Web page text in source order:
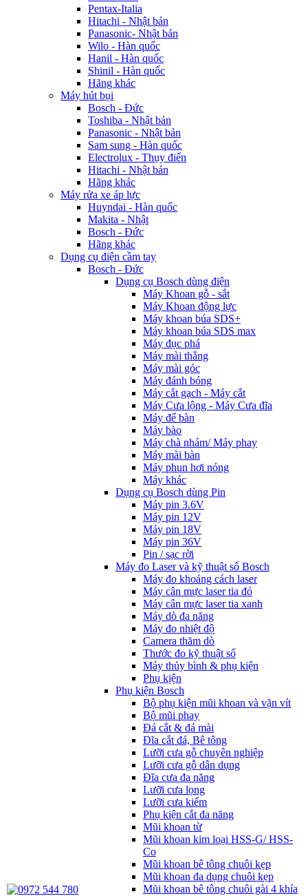
Pentax-Italia
Hitachi - Nhật bản
Panasonic- Nhật bản
Wilo - Hàn quốc
Hanil - Hàn quốc
Shinil - Hàn quốc
Hãng khác
Máy hút bụi
Bosch - Đức
Toshiba - Nhật bản
Panasonic - Nhật bản
Sam sung - Hàn quốc
Electrolux - Thụy điển
Hitachi - Nhật bản
Hãng khác
Máy rửa xe áp lực
Huyndai - Hàn quốc
Makita - Nhật
Bosch - Đức
Hãng khác
Dụng cụ điện cầm tay
Bosch - Đức
Dụng cụ Bosch dùng điện
Máy Khoan gỗ - sắt
Máy Khoan động lực
Máy khoan búa SDS+
Máy khoan búa SDS max
Máy đục phá
Máy mài thẳng
Máy mài góc
Máy đánh bóng
Máy cắt gạch - Máy cắt
Máy Cưa lộng - Máy Cưa đĩa
Máy để bàn
Máy bào
Máy chà nhám/ Máy phay
Máy mài bàn
Máy phun hơi nóng
Máy khác
Dụng cụ Bosch dùng Pin
Máy pin 3.6V
Máy pin 12V
Máy pin 18V
Máy pin 36V
Pin / sạc rời
Máy đo Laser và kỹ thuật số Bosch
Máy đo khoảng cách laser
Máy cân mực laser tia đỏ
Máy cân mực laser tia xanh
Máy dò đa năng
Máy đo nhiệt độ
Camera thăm dò
Thước đo kỹ thuật số
Máy thủy bình & phụ kiện
Phụ kịện
Phụ kiện Bosch
Bộ phụ kiện mũi khoan và vặn vít
Bộ mũi phay
Đá cắt & đá mài
Đĩa cắt đá, Bê tông
Lưỡi cưa gỗ chuyên nghiệp
Lưỡi cưa gỗ dân dụng
Đĩa cưa đa năng
Lưỡi cưa lọng
Lưỡi cưa kiếm
Phụ kiện cắt đa năng
Mũi khoan từ
Mũi khoan kim loại HSS-G/ HSS-
Co
Mũi khoan bê tông chuôi kẹp
Mũi khoan đa dụng chuôi kẹp
Mũi khoan bê tông chuôi gài 4 khía